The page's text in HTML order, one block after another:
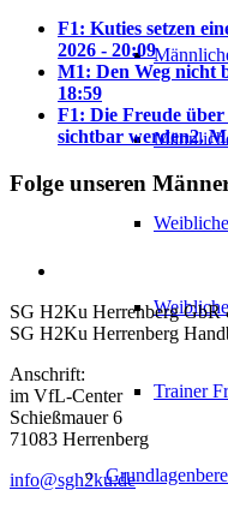
Trainer
F1: Kuties setzen
2026 - 20:09
M1: Den Weg nicht
18:59
F1: Die Freude
sichtbar werden2.
Folge unseren
SG H2Ku Herrenberg GbR
SG H2Ku Herrenberg
Anschrift:
im VfL-Center
Schießmauer 6
71083 Herrenberg
info@sgh2ku.de